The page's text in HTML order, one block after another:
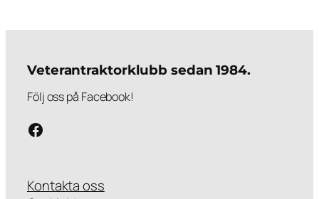
Veterantraktorklubb sedan 1984.
Följ oss på Facebook!
Följ oss på Facebook!
Kontakta oss